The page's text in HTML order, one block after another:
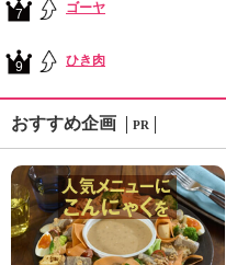
7 ゴーヤ
9 ひき肉
おすすめ企画 PR